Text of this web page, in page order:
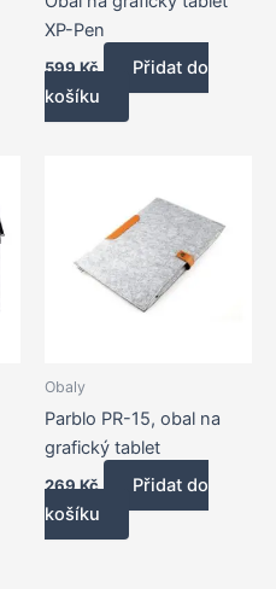
XP-Pen
599Kč
Přidat do
košíku
Obaly
Parblo PR-15, obal na
grafický tablet
269Kč
Přidat do
košíku